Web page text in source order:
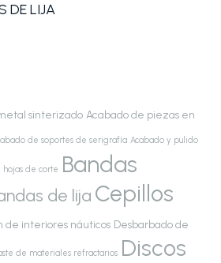
DE LIJA
sinterizado Acabado de piezas en
de soportes de serigrafía Acabado y pulido
de corte Bandas
de lija Cepillos
de interiores náuticos Desbarbado de
de materiales refractarios Discos